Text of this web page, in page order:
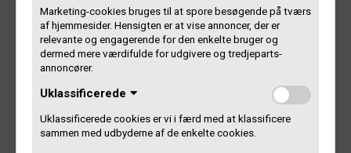
Marketing-cookies bruges til at spore besøgende på tværs
af hjemmesider. Hensigten er at vise annoncer, der er
relevante og engagerende for den enkelte bruger og
dermed mere værdifulde for udgivere og tredjeparts-
annoncører.
Uklassificerede
Uklassificerede cookies er vi i færd med at klassificere
sammen med udbyderne af de enkelte cookies.
Læs mere
FAQ – her er svar på de andre spørgsmål, vi får flest af